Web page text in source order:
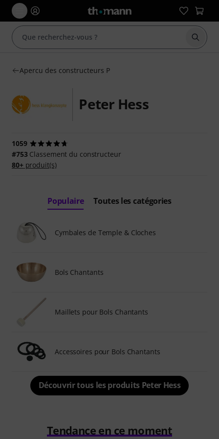
Apercu des constructeurs P
Peter Hess
1059
#753Classement du constructeur
80+produit(s)
Populaire Toutes les catégories
Cymbales de Temple & Cloches
Bols Chantants
Maillets pour Bols Chantants
Accessoires pour Bols Chantants
Découvrir tous les produits Peter Hess
Tendance en ce moment